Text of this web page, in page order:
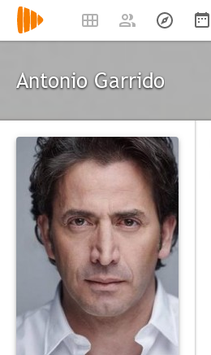
Antonio Garrido